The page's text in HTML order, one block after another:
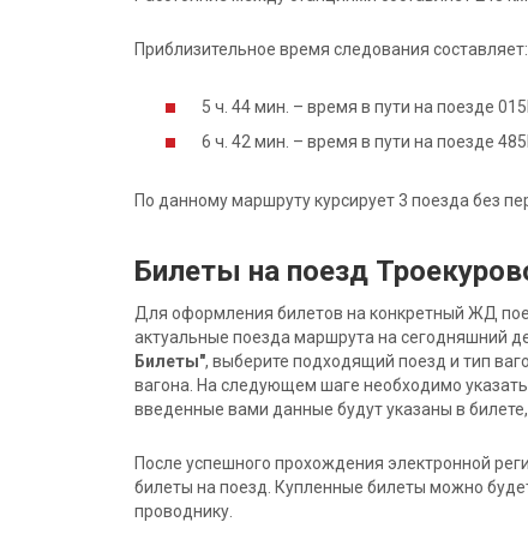
Приблизительное время следования
5 ч. 44 мин. – время в пути на поезде
6 ч. 42 мин. – время в пути на поезде
По данному маршруту курсирует 3 поезда без
Билеты на поезд
Для оформления билетов на конкретный ЖД
актуальные поезда маршрута на сегодняшний
Билеты", выберите подходящий поезд и тип
вагона. На следующем шаге необходимо
введенные вами данные будут указаны в
После успешного прохождения электронной
билеты на поезд. Купленные билеты можно
проводнику.